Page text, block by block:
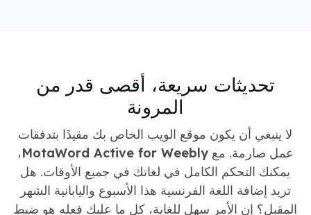
تحديثات سريعة، أقصى قدر من
المرونة
لا ينبغي أن يكون موقع الويب الخاص بك مقيدًا بتدفقات
عمل صارمة. مع MotaWord Active for Weebly،
يمكنك التحكم الكامل في لغاتك في جميع الأوقات. هل
تريد إضافة اللغة الفرنسية هذا الأسبوع واليابانية الشهر
المقبل؟ إن الأمر سهل للغاية، كل ما عليك فعله هو ضبط